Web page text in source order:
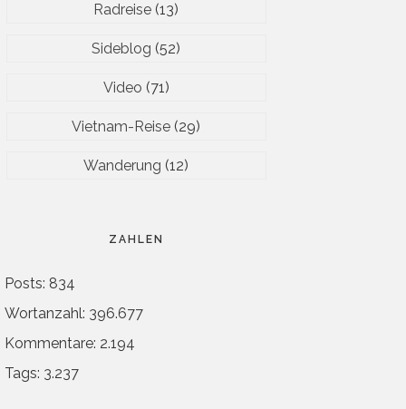
Radreise (13)
Sideblog (52)
Video (71)
Vietnam-Reise (29)
Wanderung (12)
ZAHLEN
Posts: 834
Wortanzahl: 396.677
Kommentare: 2.194
Tags: 3.237